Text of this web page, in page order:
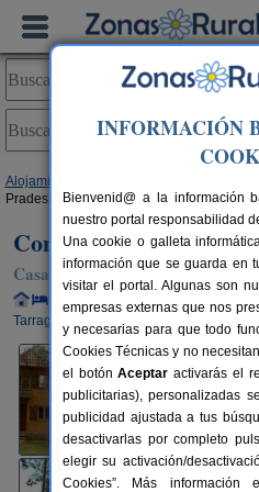
Alojamientos
Prades
Complejo Rural El
Casa Rural en Prades
Alquiler completo y por
Tarragona
INFORMACIÓN
Bienvenid@ a la información
nuestro portal responsabilidad
Una cookie o galleta
información que se guarda en
visitar el portal. Algunas son
empresas externas que nos
y necesarias para que todo
Cookies Técnicas y no
el botónAceptar activarás el
publicitarias), personalizadas
publicidad ajustada a tus
desactivarlas por completo
elegir su activación/
Cookies”. Más información